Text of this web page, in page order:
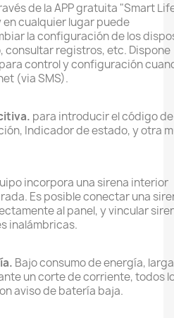
de la APP gratuita "Smart
cualquier lugar puede
la configuración de los
consultar registros, etc. Dispone
control y configuración
(via SMS).
para introducir el código de
Indicador de estado, y otra
incorpora una sirena interior
Es posible conectar una
al panel, y vincular
inalámbricas.
Bajo consumo de energía, larga
un corte de corriente, todos
aviso de batería baja.